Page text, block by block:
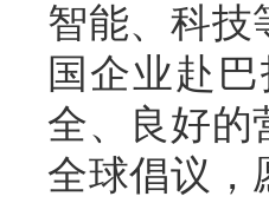
智能、科技
国企业赴
全、良好的
全球倡议，